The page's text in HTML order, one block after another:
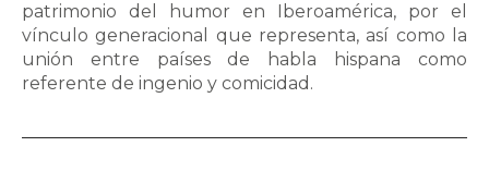
patrimonio del humor en Iberoamérica, por el
vínculo generacional que representa, así como la
unión entre países de habla hispana como
referente de ingenio y comicidad.